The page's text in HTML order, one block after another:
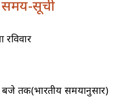
समय-सूची
रविवार
तक(भारतीय समयानुसार)